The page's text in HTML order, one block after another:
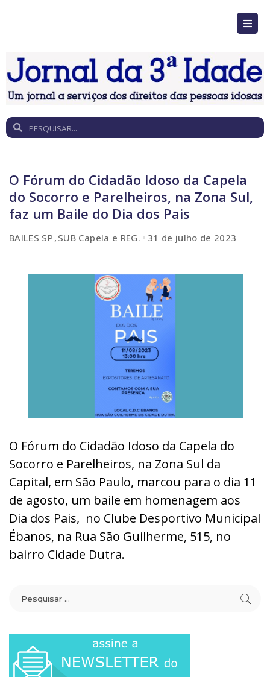
O Fórum do Cidadão Idoso da Capela
do Socorro e Parelheiros, na Zona Sul,
faz um Baile do Dia dos Pais
BAILES SP SUB Capela e REG. 31 de julho de 2023
O Fórum do Cidadão Idoso da Capela do
Socorro e Parelheiros, na Zona Sul da
Capital, em São Paulo, marcou para o dia 11
de agosto, um baile em homenagem aos
Dia dos Pais, no Clube Desportivo Municipal
Ébanos, na Rua São Guilherme, 515, no
bairro Cidade Dutra.